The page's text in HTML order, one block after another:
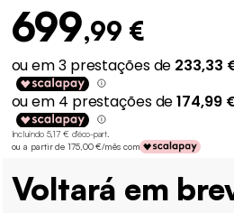
699,99 €
Incluindo 5,17 € d'éco-part.
ou a partir de 175,00 €/mês com
Voltará em